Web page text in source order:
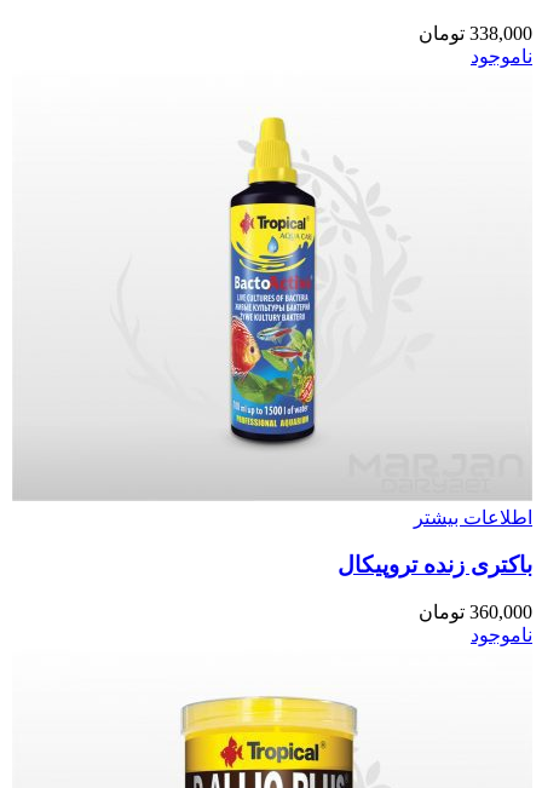
338,000 تومان
ناموجود
اطلاعات بیشتر
باکتری زنده تروپیکال
360,000 تومان
ناموجود